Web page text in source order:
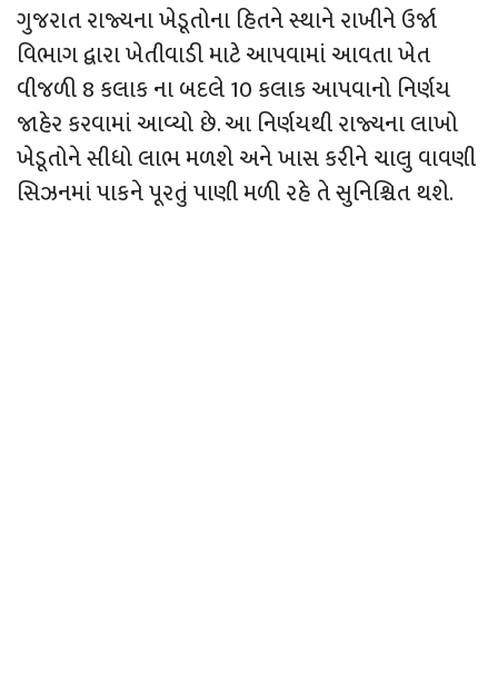
ગુજરાત રાજ્યના ખેડૂતોના હિતને સ્થાને રાખીને ઉર્જા
વિભાગ દ્વારા ખેતીવાડી માટે આપવામાં આવતા ખેત
વીજળી 8 કલાક ના બદલે 10 કલાક આપવાનો નિર્ણય
જાહેર કરવામાં આવ્યો છે. આ નિર્ણયથી રાજ્યના લાખો
ખેડૂતોને સીધો લાભ મળશે અને ખાસ કરીને ચાલુ વાવણી
સિઝનમાં પાકને પૂરતું પાણી મળી રહે તે સુનિશ્ચિત થશે.